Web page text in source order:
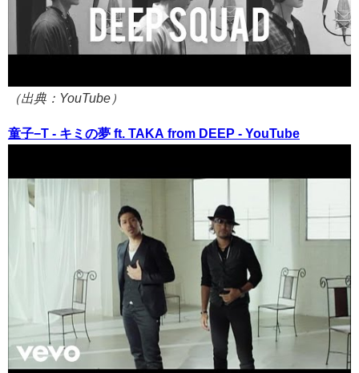
（出典：YouTube）
童子−T - キミの夢 ft. TAKA from DEEP - YouTube